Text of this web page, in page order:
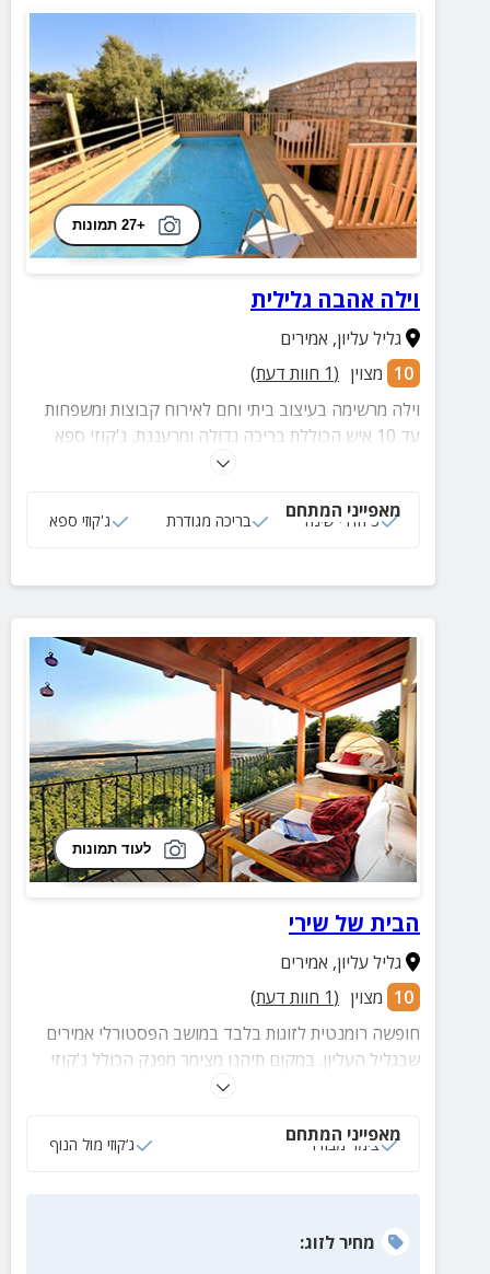
+27 תמונות
וילה אהבה גלילית
גליל עליון, אמירים
10 מצוין (
1 חוות דעת)
וילה מרשימה בעיצוב ביתי וחם לאירוח קבוצות ומשפחות
עד 10 איש הכוללת בריכה גדולה ומרעננת, ג'קוזי ספא
מפנקת, 3 חדרי שינה נעימים, מטבח מאובזר, טלוויזיה
מאפייני המתחם
3 חדרי שינה בריכה מגודרת ג'קוזי ספא
לעוד תמונות
הבית של שירי
גליל עליון, אמירים
10 מצוין (
1 חוות דעת)
חופשה רומנטית לזוגות בלבד במושב הפסטורלי אמירים
שבגליל העליון. במקום תיהנו מצימר מפנק הכולל ג'קוזי
ספא פרטי, קמין לחודשי החורף, חצר מטופחת בריכה ועוד
מאפייני המתחם
צימר מבודד ג‘קוזי מול הנוף
מחירלזוג: